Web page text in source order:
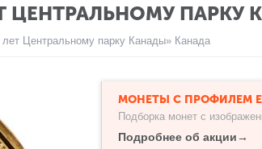
ЦЕНТРАЛЬНОМУ ПАРКУ
Центральному парку Канады» Канада
МОНЕТЫ С ПРОФИЛЕМ
Подборка монет с
Подробнее об акции→